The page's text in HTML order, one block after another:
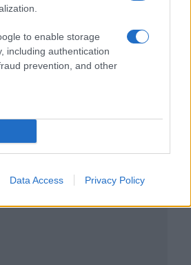
to enable storage
including authentication
prevention, and other
Data Access Privacy Policy